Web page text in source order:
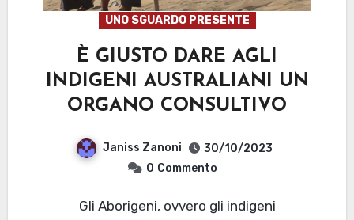
UNO SGUARDO PRESENTE
È GIUSTO DARE AGLI
INDIGENI AUSTRALIANI UN
ORGANO CONSULTIVO
Janiss Zanoni
30/10/2023
0 Commento
Gli Aborigeni, ovvero gli indigeni